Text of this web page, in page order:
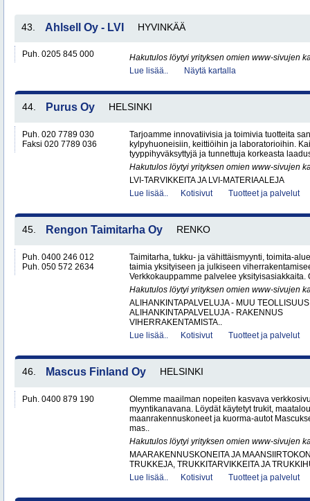
43. Ahlsell Oy - LVI HYVINKÄÄ
Puh. 0205 845 000
Hakutulos löytyi yrityksen omien www-sivujen
Lue lisää..
Näytä kartalla
44. Purus Oy HELSINKI
Puh. 020 7789 030
Faksi 020 7789 036
Tarjoamme innovatiivisia ja toimivia tuotteita
kylpyhuoneisiin, keittiöihin ja laboratorioihin.
tyyppihyväksyttyjä ja tunnettuja korkeasta
Hakutulos löytyi yrityksen omien www-sivujen
LVI-TARVIKKEITA JA LVI-MATERIAALEJA
Lue lisää..
Kotisivut Tuotteet ja palvelut
45. Rengon Taimitarha Oy RENKO
Puh. 0400 246 012
Puh. 050 572 2634
Taimitarha, tukku- ja vähittäismyynti, toimita-
taimia yksityiseen ja julkiseen
Verkkokauppamme palvelee yksityisasiakkaita.
Hakutulos löytyi yrityksen omien www-sivujen
ALIHANKINTAPALVELUJA - MUU TEOLLISUUS
ALIHANKINTAPALVELUJA - RAKENNUS
VIHERRAKENTAMISTA..
Lue lisää..
Kotisivut Tuotteet ja palvelut
46. Mascus Finland Oy HELSINKI
Puh. 0400 879 190
Olemme maailman nopeiten kasvava
myyntikanavana. Löydät käytetyt trukit,
maanrakennuskoneet ja kuorma-autot
mas..
Hakutulos löytyi yrityksen omien www-sivujen
MAARAKENNUSKONEITA JA
TRUKKEJA, TRUKKITARVIKKEITA JA
Lue lisää..
Kotisivut Tuotteet ja palvelut